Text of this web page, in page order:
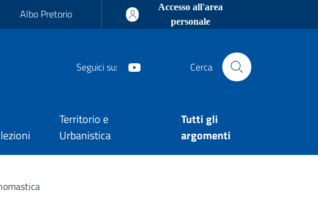
Albo Pretorio
Accesso all'area
personale
Seguici su: Cerca
Territorio e
Urbanistica
Tutti gli
argomenti